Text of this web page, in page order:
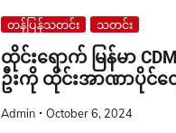
တန်ပြန်သတင်း သတင်း
ထိုင်းရောက် မြန်မာ
ဦးကို ထိုင်းအာဏာပိုင်တွ
Admin October 6, 2024